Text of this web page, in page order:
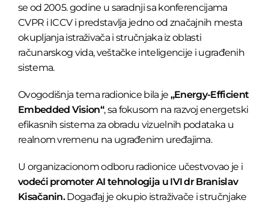
se od 2005. godine u saradnji sa konferencijama
CVPR i ICCV i predstavlja jedno od značajnih mesta
okupljanja istraživača i stručnjaka iz oblasti
računarskog vida, veštačke inteligencije i ugrađenih
sistema.
Ovogodišnja tema radionice bila je„Energy-Efficient
Embedded Vision“, sa fokusom na razvoj energetski
efikasnih sistema za obradu vizuelnih podataka u
realnom vremenu na ugrađenim uređajima.
U organizacionom odboru radionice učestvovao je i
vodeći promoter AI tehnologija u IVI dr Branislav
Kisačanin.Događaj je okupio istraživače i stručnjake